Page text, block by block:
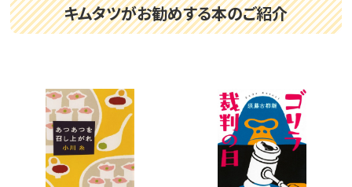
キムタツがお勧めする本のご紹介